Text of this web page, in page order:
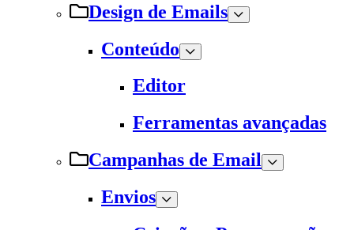
Design de Emails
Conteúdo
Editor
Ferramentas avançadas
Campanhas de Email
Envios